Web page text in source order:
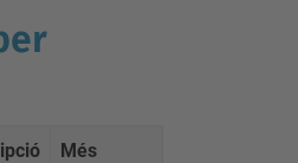
Més